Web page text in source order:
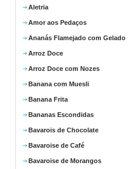
Aletria
Amor aos Pedaços
Ananás Flamejado com Gelado
Arroz Doce
Arroz Doce com Nozes
Banana com Muesli
Banana Frita
Bananas Escondidas
Bavarois de Chocolate
Bavaroise de Café
Bavaroise de Morangos